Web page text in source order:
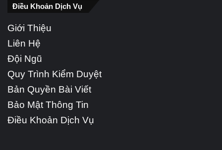
Điều Khoản Dịch Vụ
Giới Thiệu
Liên Hệ
Đội Ngũ
Quy Trình Kiểm Duyệt
Bản Quyền Bài Viết
Bảo Mật Thông Tin
Điều Khoản Dịch Vụ